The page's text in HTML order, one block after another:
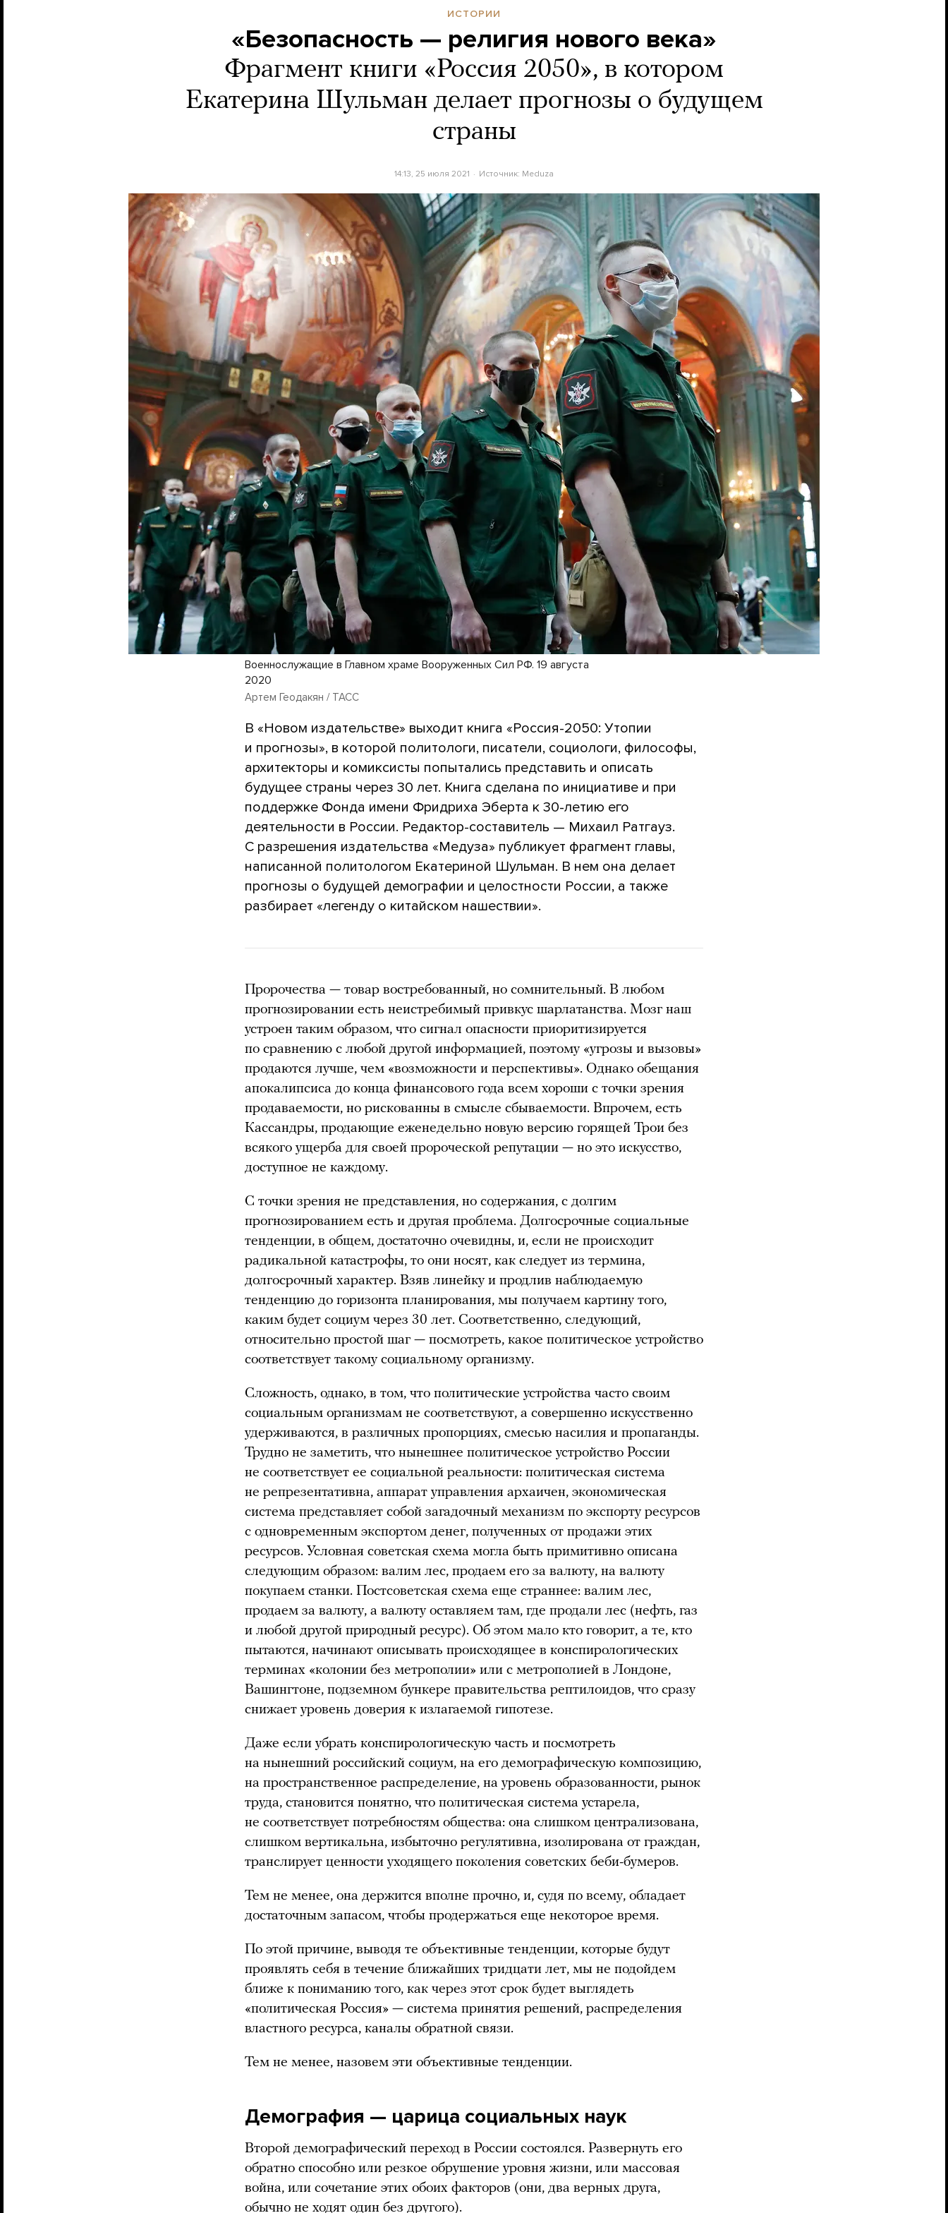
ИСТОРИИ
«Безопасность — религия нового века»
Фрагмент книги «Россия 2050», в котором
Екатерина Шульман делает прогнозы о будущем
страны
14:13, 25 июля 2021 Источник: Meduza
Военнослужащие в Главном храме Вооруженных Сил РФ. 19 августа
2020
Артем Геодакян / ТАСС
В «Новом издательстве» выходит книга «Россия-2050: Утопии
и прогнозы», в которой политологи, писатели, социологи, философы,
архитекторы и комиксисты попытались представить и описать
будущее страны через 30 лет. Книга сделана по инициативе и при
поддержке Фонда имени Фридриха Эберта к 30-летию его
деятельности в России. Редактор-составитель — Михаил Ратгауз.
С разрешения издательства «Медуза» публикует фрагмент главы,
написанной политологом Екатериной Шульман. В нем она делает
прогнозы о будущей демографии и целостности России, а также
разбирает «легенду о китайском нашествии».
Пророчества — товар востребованный, но сомнительный. В любом
прогнозировании есть неистребимый привкус шарлатанства. Мозг наш
устроен таким образом, что сигнал опасности приоритизируется
по сравнению с любой другой информацией, поэтому «угрозы и вызовы»
продаются лучше, чем «возможности и перспективы». Однако обещания
апокалипсиса до конца финансового года всем хороши с точки зрения
продаваемости, но рискованны в смысле сбываемости. Впрочем, есть
Кассандры, продающие еженедельно новую версию горящей Трои без
всякого ущерба для своей пророческой репутации — но это искусство,
доступное не каждому.
С точки зрения не представления, но содержания, с долгим
прогнозированием есть и другая проблема. Долгосрочные социальные
тенденции, в общем, достаточно очевидны, и, если не происходит
радикальной катастрофы, то они носят, как следует из термина,
долгосрочный характер. Взяв линейку и продлив наблюдаемую
тенденцию до горизонта планирования, мы получаем картину того,
каким будет социум через 30 лет. Соответственно, следующий,
относительно простой шаг — посмотреть, какое политическое устройство
соответствует такому социальному организму.
Сложность, однако, в том, что политические устройства часто своим
социальным организмам не соответствуют, а совершенно искусственно
удерживаются, в различных пропорциях, смесью насилия и пропаганды.
Трудно не заметить, что нынешнее политическое устройство России
не соответствует ее социальной реальности: политическая система
не репрезентативна, аппарат управления архаичен, экономическая
система представляет собой загадочный механизм по экспорту ресурсов
с одновременным экспортом денег, полученных от продажи этих
ресурсов. Условная советская схема могла быть примитивно описана
следующим образом: валим лес, продаем его за валюту, на валюту
покупаем станки. Постсоветская схема еще страннее: валим лес,
продаем за валюту, а валюту оставляем там, где продали лес (нефть, газ
и любой другой природный ресурс). Об этом мало кто говорит, а те, кто
пытаются, начинают описывать происходящее в конспирологических
терминах «колонии без метрополии» или с метрополией в Лондоне,
Вашингтоне, подземном бункере правительства рептилоидов, что сразу
снижает уровень доверия к излагаемой гипотезе.
Даже если убрать конспирологическую часть и посмотреть
на нынешний российский социум, на его демографическую композицию,
на пространственное распределение, на уровень образованности, рынок
труда, становится понятно, что политическая система устарела,
не соответствует потребностям общества: она слишком централизована,
слишком вертикальна, избыточно регулятивна, изолирована от граждан,
транслирует ценности уходящего поколения советских беби-бумеров.
Тем не менее, она держится вполне прочно, и, судя по всему, обладает
достаточным запасом, чтобы продержаться еще некоторое время.
По этой причине, выводя те объективные тенденции, которые будут
проявлять себя в течение ближайших тридцати лет, мы не подойдем
ближе к пониманию того, как через этот срок будет выглядеть
«политическая Россия» — система принятия решений, распределения
властного ресурса, каналы обратной связи.
Тем не менее, назовем эти объективные тенденции.
Демография — царица социальных наук
Второй демографический переход в России состоялся. Развернуть его
обратно способно или резкое обрушение уровня жизни, или массовая
война, или сочетание этих обоих факторов (они, два верных друга,
обычно не ходят один без другого).